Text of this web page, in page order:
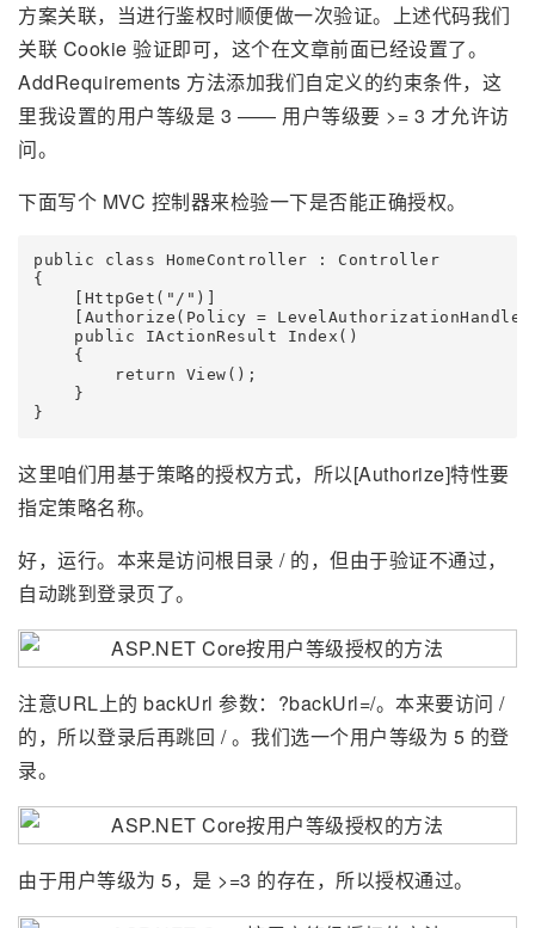
方案关联，当进行鉴权时顺便做一次验证。上述代码我们
关联 Cookie 验证即可，这个在文章前面已经设置了。
AddRequirements 方法添加我们自定义的约束条件，这
里我设置的用户等级是 3 —— 用户等级要 >= 3 才允许访
问。
下面写个 MVC 控制器来检验一下是否能正确授权。
public class HomeController : Controller
{
    [HttpGet("/")]
[Authorize(Policy =
    public IActionResult Index()
    {
        return View();
    }
}
这里咱们用基于策略的授权方式，所以[Authorize]特性要
指定策略名称。
好，运行。本来是访问根目录 / 的，但由于验证不通过，
自动跳到登录页了。
注意URL上的 backUrl 参数：?backUrl=/。本来要访问 /
的，所以登录后再跳回 / 。我们选一个用户等级为 5 的登
录。
由于用户等级为 5，是 >=3 的存在，所以授权通过。